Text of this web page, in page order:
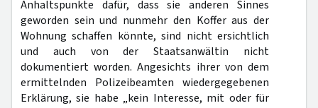
Anhaltspunkte dafür, dass sie anderen Sinnes
geworden sein und nunmehr den Koffer aus der
Wohnung schaffen könnte, sind nicht ersichtlich
und auch von der Staatsanwältin nicht
dokumentiert worden. Angesichts ihrer von dem
ermittelnden Polizeibeamten wiedergegebenen
Erklärung, sie habe „kein Interesse, mit oder für